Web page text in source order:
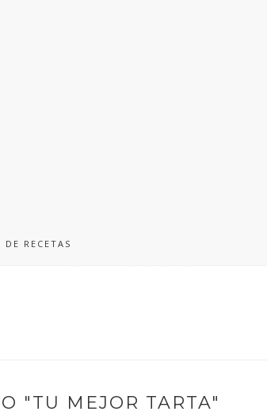
DE RECETAS
"TU MEJOR TARTA"